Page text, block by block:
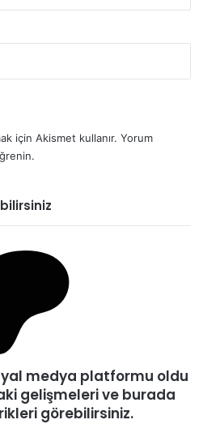
için Akismet kullanır. Yorum
medya platformu oldu
gelişmeleri ve burada
görebilirsiniz.